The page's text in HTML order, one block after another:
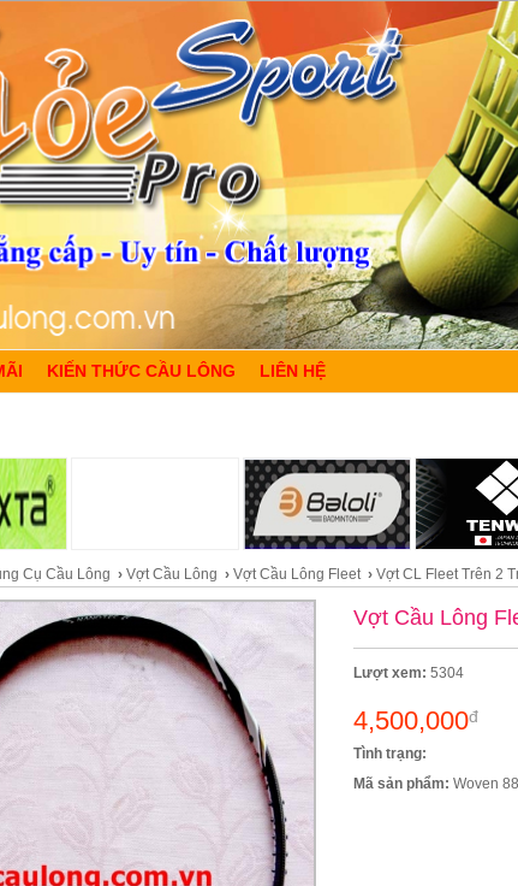
KIẾN THỨC CẦU LÔNG LIÊN HỆ
Cụ Cầu Lông › Vợt Cầu Lông › Vợt Cầu Lông Fleet › Vợt CL Fleet Trên 2
Vợt Cầu Lông
Lượt xem: 5304
4,500,000đ
Tình trạng:
Mã sản phẩm: Woven